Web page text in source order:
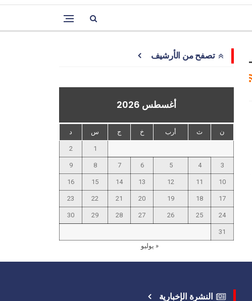
تصفح من الأرشيف
أغسطس 2026
ن ث أرب خ ج س د
1
2
3
4
5
6
7
8
9
10
11
12
13
14
15
16
17
18
19
20
21
22
23
24
25
26
27
28
29
30
31
« يوليو
النشرة الإخبارية